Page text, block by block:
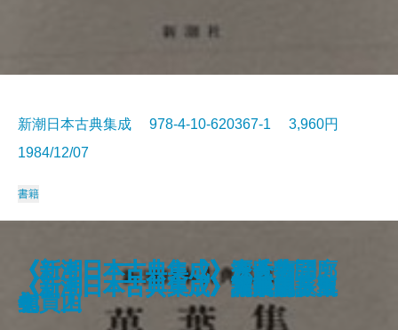
《新潮日本古典集成》古今著聞
集 下
《新潮日本古典集成》近松門左衛
門集
《新潮日本古典集成》狭衣物語
下
《新潮日本古典集成》謡曲集 中
《新潮日本古典集成》太平記 四
《新潮日本古典集成》宇治拾遺物
語
《新潮日本古典集成》浄瑠璃集
《新潮日本古典集成》源氏物語
八
《新潮日本古典集成》狭衣物語
上
《新潮日本古典集成》日本霊異記
新潮日本古典集成 978-4-10-620367-1 3,960円
1984/12/07
書籍
《新潮日本古典集成》萬葉集 五
《新潮日本古典集成》三人吉三廓
初買
《新潮日本古典集成》今昔物語
集 四
《新潮日本古典集成》誹風柳多留
《新潮日本古典集成》源氏物語
七
《新潮日本古典集成》和漢朗詠集
《新潮日本古典集成》本居宣長集
《新潮日本古典集成》古今著聞
集 上
《新潮日本古典集成》太平記 三
《新潮日本古典集成》謡曲集 上